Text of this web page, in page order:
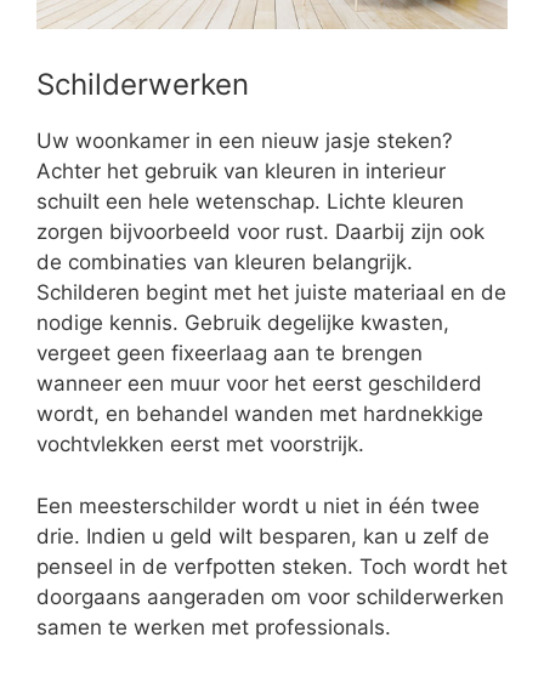
Schilderwerken
Uw woonkamer in een nieuw jasje steken?
Achter het gebruik van kleuren in interieur
schuilt een hele wetenschap. Lichte kleuren
zorgen bijvoorbeeld voor rust. Daarbij zijn ook
de combinaties van kleuren belangrijk.
Schilderen begint met het juiste materiaal en de
nodige kennis. Gebruik degelijke kwasten,
vergeet geen fixeerlaag aan te brengen
wanneer een muur voor het eerst geschilderd
wordt, en behandel wanden met hardnekkige
vochtvlekken eerst met voorstrijk.
Een meesterschilder wordt u niet in één twee
drie. Indien u geld wilt besparen, kan u zelf de
penseel in de verfpotten steken. Toch wordt het
doorgaans aangeraden om voor schilderwerken
samen te werken met professionals.